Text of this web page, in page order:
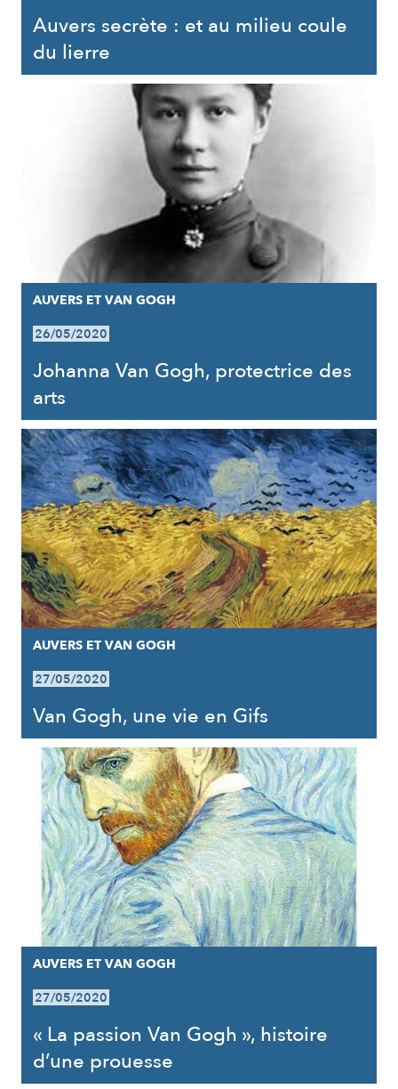
Auvers secrète : et au milieu coule
du lierre
AUVERS ET VAN GOGH
26/05/2020
Johanna Van Gogh, protectrice des
arts
AUVERS ET VAN GOGH
27/05/2020
Van Gogh, une vie en Gifs
AUVERS ET VAN GOGH
27/05/2020
« La passion Van Gogh », histoire
d’une prouesse